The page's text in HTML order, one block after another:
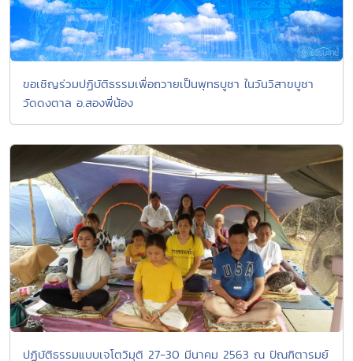
ขอเชิญร่วมปฏิบัติธรรมเพื่อถวายเป็นพุทธบูชา ในวันวิสาขบูชา
วัดดงตาล อ.สองพี่น้อง
ปฏิบัติธรรมแบบเจโตวิมุติ 27-30 มีนาคม 2563 ณ ปัณฑิตารมย์